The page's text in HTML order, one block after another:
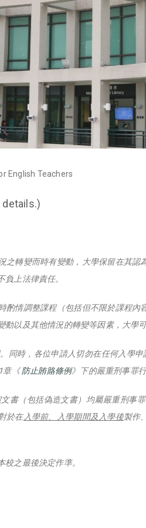
English Teachers
轉變而時有變動，大學保留在其
上法律責任。
情調整課程（包括但不限於課程
以及其他情況的轉變等因素，大學
同時，各位申請人切勿在任何入學
章《防止賄賂條例》下的嚴重刑事罪
書（包括偽造文書）均屬嚴重刑事
於在入學前、入學期間及入學後製作
之最後決定作準。